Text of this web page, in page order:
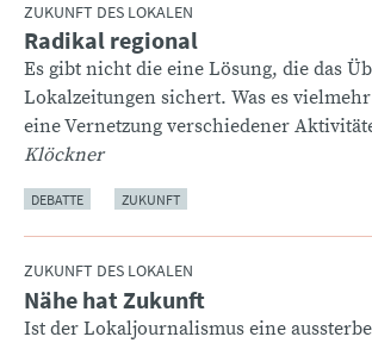
ZUKUNFT DES LOKALEN
:Radikal regional
Es gibt nicht die eine Lösung, die das
Lokalzeitungen sichert. Was es
eine Vernetzung verschiedener
Klöckner
DEBATTE ZUKUNFT
ZUKUNFT DES LOKALEN
:Nähe hat Zukunft
Ist der Lokaljournalismus eine